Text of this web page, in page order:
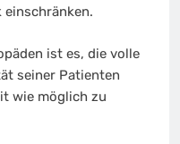
ist es, die volle
seiner Patienten
wie möglich zu